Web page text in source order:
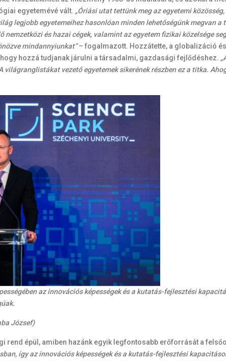
egyetemévé vált. „Óriási utat tettünk meg az egyetemi
legjobb egyetemeihez hasonlóan minden lehetőségünk megvan a
és hazai cégek, valamint az egyetem fizikai közelsége
mindannyiunkat”– fogalmazott. Hozzátette, a globalizáció
hozzá tudjanak járulni a társadalmi, gazdasági fejlődéshez.
vezető egyetemek sikerének részben ez a titka.
az innovációs képességek és a kutatás-fejlesztési
József)
épül, amiben hazánk egyik legfontosabb erőforrását a
így az innovációs képességek és a kutatás-fejlesztési